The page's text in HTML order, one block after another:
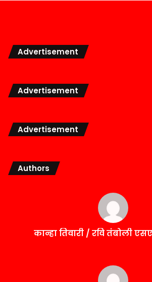
Advertisement
Advertisement
Advertisement
Authors
कान्हा तिवारी / रवि तंबोली